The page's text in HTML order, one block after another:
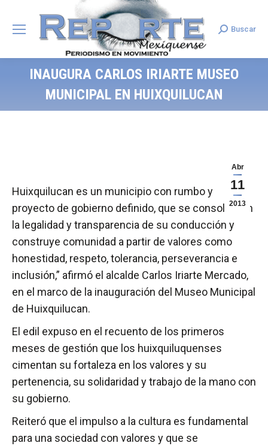
Search:
Buscar
INAUGURA CARLOS IRIARTE MUSEO
MUNICIPAL EN HUIXQUILUCAN
Abr
11
2013
Huixquilucan es un municipio con rumbo y
proyecto de gobierno definido, que se consolida en
la legalidad y transparencia de su conducción y
construye comunidad a partir de valores como
honestidad, respeto, tolerancia, perseverancia e
inclusión,” afirmó el alcalde Carlos Iriarte Mercado,
en el marco de la inauguración del Museo Municipal
de Huixquilucan.
El edil expuso en el recuento de los primeros
meses de gestión que los huixquiluquenses
cimentan su fortaleza en los valores y su
pertenencia, su solidaridad y trabajo de la mano con
su gobierno.
Reiteró que el impulso a la cultura es fundamental
para una sociedad con valores y que se